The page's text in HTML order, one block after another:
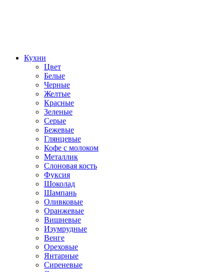
Кухни
Цвет
Белые
Черные
Желтые
Красные
Зеленые
Серые
Бежевые
Глянцевые
Кофе с молоком
Металлик
Слоновая кость
Фуксия
Шоколад
Шампань
Оливковые
Оранжевые
Вишневые
Изумрудные
Венге
Ореховые
Янтарные
Сиреневые